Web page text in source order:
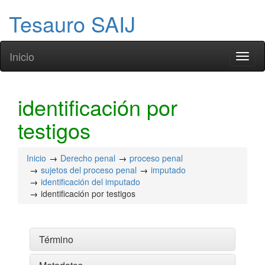
Tesauro SAIJ
Inicio
identificación por
testigos
Inicio Derecho penal
proceso penal
sujetos del proceso penal
imputado
identificación del imputado
identificación por testigos
Término